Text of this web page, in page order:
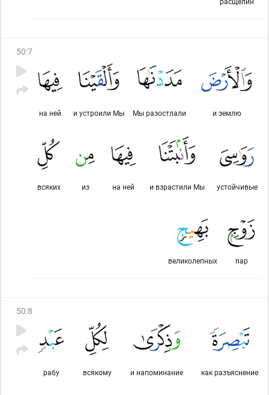
50:7
и землю
Мы разостлали
и устроили Мы
на ней
устойчивые
и взрастили Мы
на ней
из
всяких
пар
великолепных
50:8
как разъяснение
и напоминание
всякому
рабу